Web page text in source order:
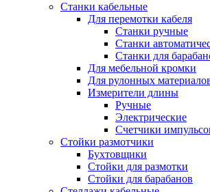
Станки кабельные
Для перемотки кабеля
Станки ручные
Станки
Станки для
Для мебельной кромки
Для рулонных
Измерители длины
Ручные
Электрические
Счетчики
Стойки размотчики
Бухтовщики
Стойки для размотки
Стойки для барабанов